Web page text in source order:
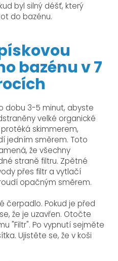
byl silný déšť, který
do bazénu.
bazénu v 7
dobu 3-5 minut, abyste
velké organické
skimmerem,
jedním směrem. Toto
že všechny
straně filtru. Zpětné
přes filtr a vytlačí
opačným směrem.
čerpadlo. Pokud je před
že je uzavřen. Otočte
"Filtr". Po vypnutí sejměte
Ujistěte se, že v koši